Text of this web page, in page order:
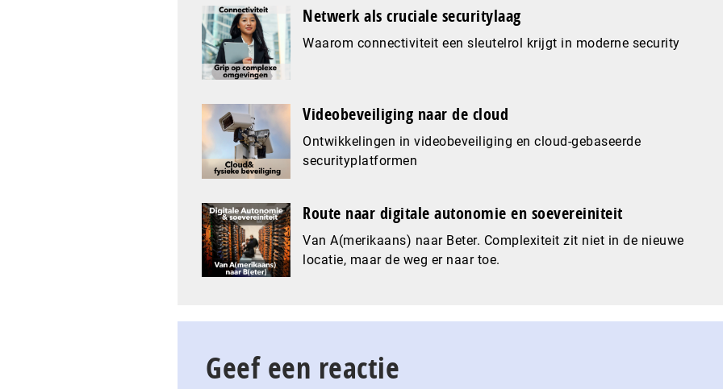
Netwerk als cruciale securitylaag
Waarom connectiviteit een sleutelrol krijgt in moderne security
Videobeveiliging naar de cloud
Ontwikkelingen in videobeveiliging en cloud-gebaseerde
securityplatformen
Route naar digitale autonomie en soevereiniteit
Van A(merikaans) naar Beter. Complexiteit zit niet in de nieuwe
locatie, maar de weg er naar toe.
Geef een reactie